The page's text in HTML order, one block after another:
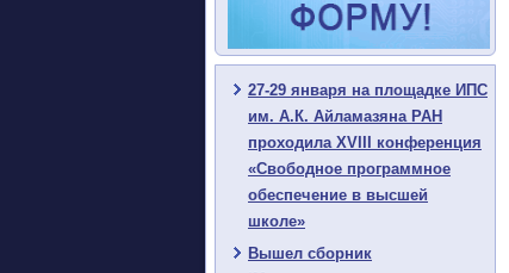
27-29 января на площадке ИПС
им. А.К. Айламазяна РАН
проходила XVIII конференция
«Свободное программное
обеспечение в высшей
школе»
Вышел сборник